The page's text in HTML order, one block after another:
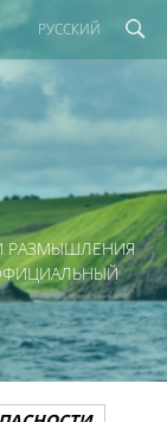
РУССКИЙ
РАЗМЫШЛЕНИЯ